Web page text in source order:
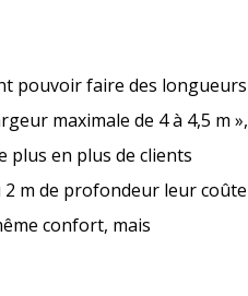
pouvoir faire des longueurs
maximale de 4 à 4,5 m »,
plus en plus de clients
m de profondeur leur coûte
confort, mais